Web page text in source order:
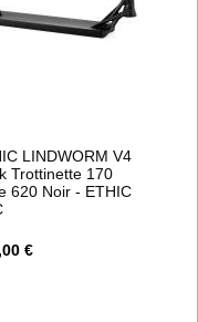
LINDWORM V4
Trottinette 170
620 Noir - ETHIC
€